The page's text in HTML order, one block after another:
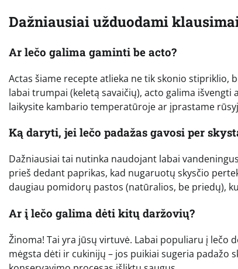
Dažniausiai užduodami
Ar lečo galima gaminti be acto?
Actas šiame recepte atlieka ne tik skonio stipriklio,
labai trumpai (keletą savaičių), acto galima
laikysite kambario temperatūroje ar įprastame
Ką daryti, jei lečo padažas gavosi per
Dažniausiai tai nutinka naudojant labai
prieš dedant paprikas, kad nugaruotų skysčio
daugiau pomidorų pastos (natūralios, be priedų),
Ar į lečo galima dėti kitų daržovių?
Žinoma! Tai yra jūsų virtuvė. Labai populiaru į lečo
mėgsta dėti ir cukinijų – jos puikiai sugeria padažo